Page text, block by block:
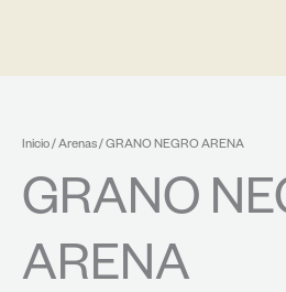
Inicio/ Arenas/ GRANO NEGRO ARENA
GRANO
ARENA